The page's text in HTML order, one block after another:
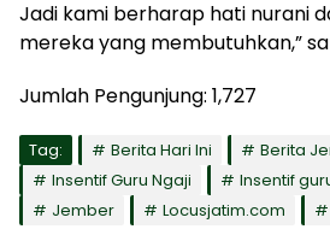
Jadi kami berharap hati nurani
mereka yang membutuhkan,”
Jumlah Pengunjung: 1,727
Tag: Berita Hari Ini
Berita
Insentif Guru Ngaji
Insentif
Jember
Locusjatim.com